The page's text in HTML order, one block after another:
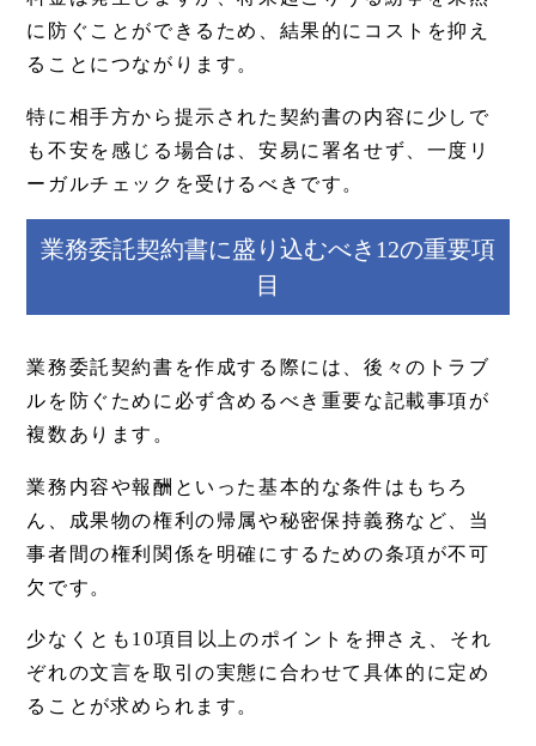
に防ぐことができるため、結果的にコストを抑え
ることにつながります。
特に相手方から提示された契約書の内容に少しで
も不安を感じる場合は、安易に署名せず、一度リ
ーガルチェックを受けるべきです。
業務委託契約書に盛り込むべき12の重要項
目
業務委託契約書を作成する際には、後々のトラブ
ルを防ぐために必ず含めるべき重要な記載事項が
複数あります。
業務内容や報酬といった基本的な条件はもちろ
ん、成果物の権利の帰属や秘密保持義務など、当
事者間の権利関係を明確にするための条項が不可
欠です。
少なくとも10項目以上のポイントを押さえ、それ
ぞれの文言を取引の実態に合わせて具体的に定め
ることが求められます。